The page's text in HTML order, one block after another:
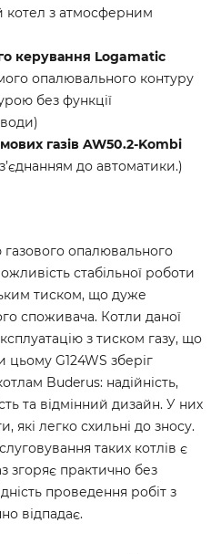
котел з атмосферним
керування Logamatic
опалювального контуру
без функції
газів AW50.2-Kombi
до автоматики.)
опалювального
стабільної роботи
тиском, що дуже
споживача. Котли даної
з тиском газу, що
цьому G124WS зберіг
Buderus: надійність,
та відмінний дизайн. У них
які легко схильні до зносу.
таких котлів є
згоряє практично без
проведення робіт з
відпадає.